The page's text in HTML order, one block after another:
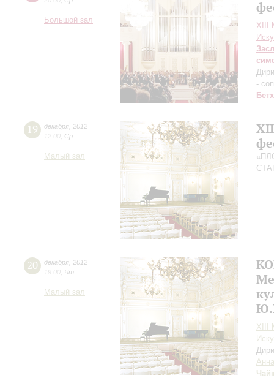
Большой зал
XIII
-
19 декабря 2012
12:00 Ср
Малый зал
20 декабря 2012
19:00 Чт
Малый зал
XIII